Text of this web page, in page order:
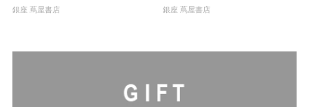
銀座 蔦屋書店 銀座 蔦屋書店